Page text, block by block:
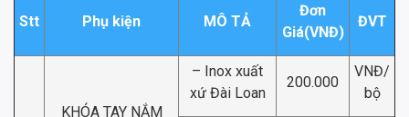
Stt Phụ kiện MÔ TẢ
Đơn
Giá(VNĐ)
ĐVT
KHÓA TAY NẮM
– Inox xuất
xứ Đài Loan
200.000
VNĐ/
bộ